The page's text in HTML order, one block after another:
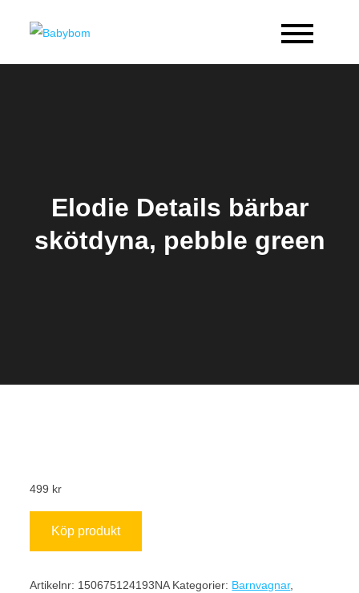
Elodie Details bärbar
skötdyna, pebble green
499 kr
Köp produkt
Artikelnr: 150675124193NA Kategorier: Barnvagnar,